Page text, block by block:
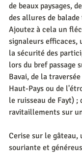
de beaux paysages,
des allures de
Ajoutez à cela un
signaleurs efficaces,
la sécurité des
lors du bref passage
Bavai, de la
Haut-Pays ou de
le ruisseau de Fayt) ;
ravitaillements sur
Cerise sur le gâteau,
souriante et